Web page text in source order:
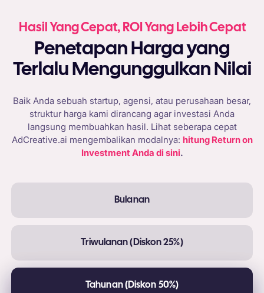
Hasil Yang Cepat, ROI Yang Lebih Cepat
Penetapan Harga yang
Terlalu Mengunggulkan Nilai
Baik Anda sebuah startup, agensi, atau perusahaan besar,
struktur harga kami dirancang agar investasi Anda
langsung membuahkan hasil. Lihat seberapa cepat
AdCreative.ai mengembalikan modalnya: hitung Return on
Investment Anda di sini.
Bulanan
Triwulanan (Diskon 25%)
Tahunan (Diskon 50%)